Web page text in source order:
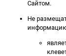
Сайтом.
Не